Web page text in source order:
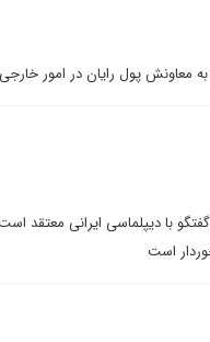
معاونش پول رایان در امور
با دیپلماسی ایرانی معتقد است
است